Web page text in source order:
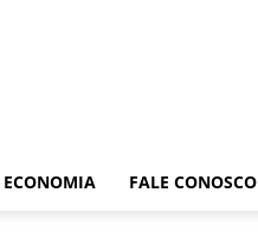
ECONOMIA FALE CONOSCO